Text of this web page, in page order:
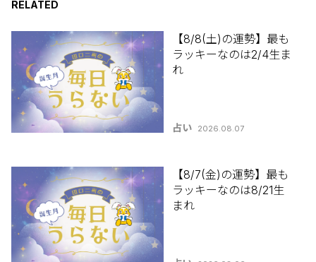
RELATED
【8/8(土)の運勢】最も
ラッキーなのは2/4生ま
れ
占い 2026.08.07
【8/7(金)の運勢】最も
ラッキーなのは8/21生
まれ